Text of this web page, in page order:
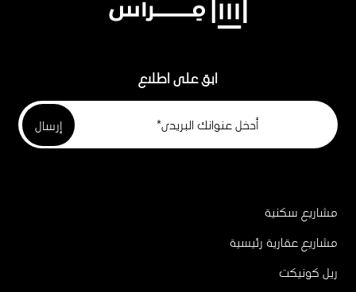
ابق على اطلاع
Project
Footer
مشاريع سكنية
مشاريع عقارية رئيسية
ريل كونيكت